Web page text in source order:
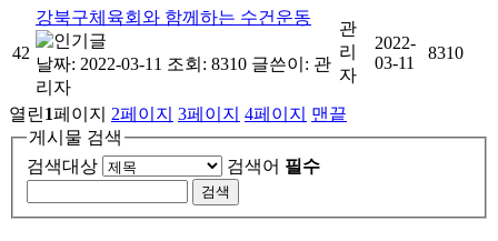
42
강북구체육회와 함께하는 수건운동
날짜: 2022-03-11 조회: 8310 글쓴이: 관
리자
관
리
자
2022-
03-11
8310
열린1페이지 2페이지 3페이지 4페이지
맨끝
게시물 검색
검색대상
검색어 필수